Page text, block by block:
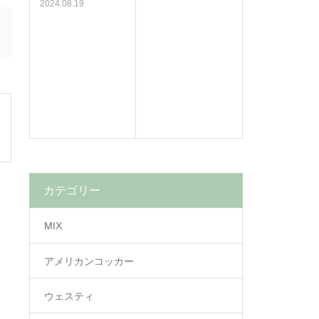
2024.08.19
カテゴリー
MIX
アメリカンコッカー
ウェスティ